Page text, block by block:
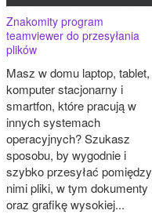
Znakomity program
teamviewer do przesyłania
plików
Masz w domu laptop, tablet,
komputer stacjonarny i
smartfon, które pracują w
innych systemach
operacyjnych? Szukasz
sposobu, by wygodnie i
szybko przesyłać pomiędzy
nimi pliki, w tym dokumenty
oraz grafikę wysokiej...